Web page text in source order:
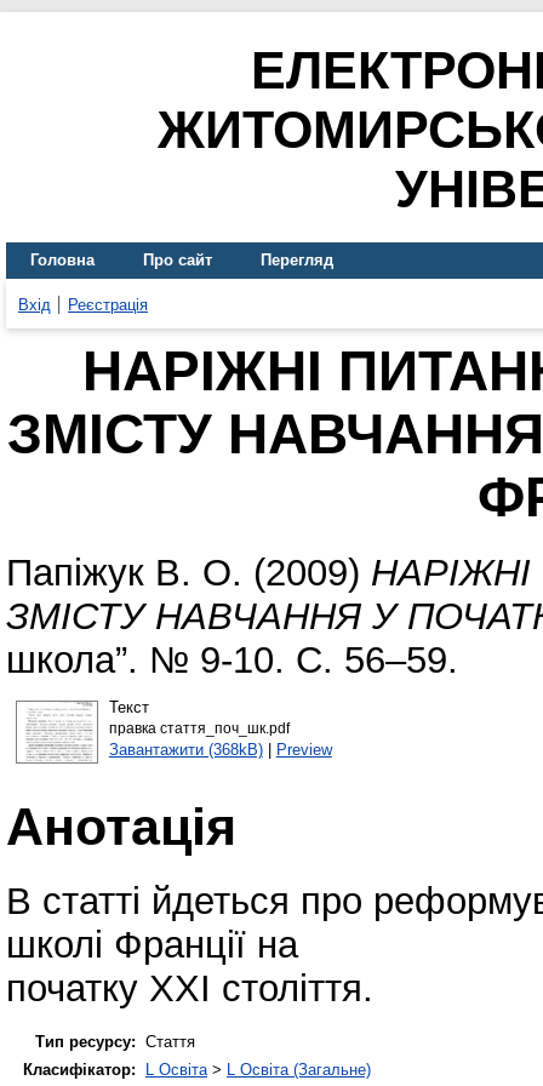
Головна Про сайт Перегляд
Вхід Реєстрація
НАРІЖНІ
ЗМІСТУ
Папіжук В. О. (2009)
ЗМІСТУ НАВЧАННЯ У
школа”. № 9-10. С. 56–59.
Текст
правка стаття_поч_шк.pdf
Завантажити (368kB)| Preview
Анотація
В статті йдеться про
школі Франції на
початку ХХІ століття.
Тип ресурсу: Стаття
Класифікатор:
L Освіта > L Освіта (Загальне)